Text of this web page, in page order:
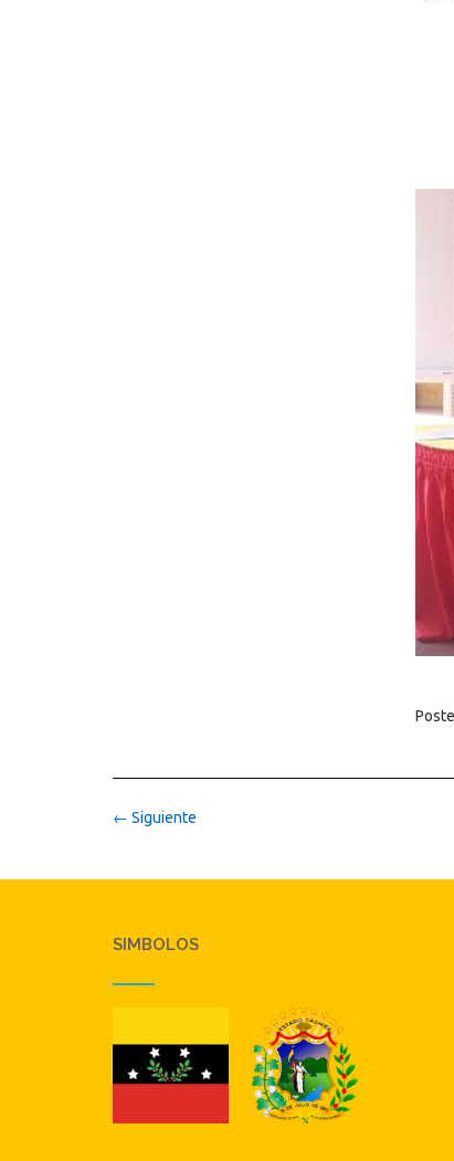
Navegación
← Siguiente
SIMBOLOS